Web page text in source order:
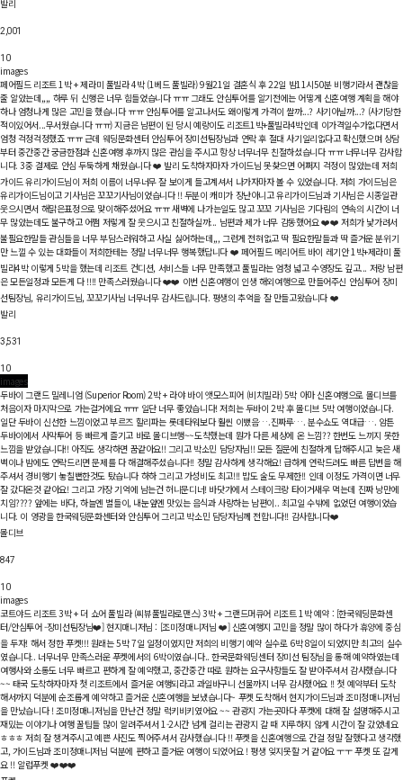
발리
2,001
10
images
페어필드 리조트 1박 + 제라미 풀빌라 4박 (1베드 풀빌라)9월21일 결혼식 후 22일 밤11시50분 비행기라서 괜찮을
줄 알았는데,,,, 하루 뒤 신행은 너무 힘들었습니다 ㅠㅠ 그래도 안심투어를 알기전에는 어떻게 신혼여행 계획을 해야
하나 엄청나게 많은 고민을 했습니다 ㅠㅠ 안심투어를 알고나서도 왜이렇게 가격이 쌀까...? 사기아닐까...? (사기당한
적이있어서...무서웠습니다 ㅠㅠ) 지금은 남편이 된 당시 예랑이도 리조트1박+풀빌라4박인데 이가격일수가없다면서
엄청 걱정걱정했죠 ㅠㅠ 근데 웨딩문화센터 안심투어 장미선팀장님과 연락 후 절대 사기일리없다고 확신했으며 상담
부터 중간중간 궁금한점과 신혼여행 후까지 많은 관심을 주시고 항상 너무너무 친절하셨습니다 ㅠㅠ 너무너무 감사합
니다. 3중 결제로 안심 두둑하게 채웠습니다 ❤️ 발리 도착하자마자 가이드님 못찾으면 어쩌지 걱정이 많았는데 저희
가이드 유리가이드님이 저희 이름이 너무너무 잘 보이게 들고계셔서 나가자마자 볼 수 있었습니다. 저희 가이드님은
유리가이드님이고 기사님은 꼬꼬기사님이었습니다 !! 두분이 캐미가 장난아니고 유리가이드님과 기사님은 시종일관
웃으시면서 해맑은표정으로 맞이해주셨어요 ㅠㅠ 새벽에 나가는일도 많고 꼬꼬 기사님은 기다림의 연속의 시간이 너
무 많았는데도 불구하고 어쩜 저렇게 잘 웃으시고 친절하실까... 남편과 제가 너무 감동했어요 ❤️❤️ 저희가 낯가려서
불필요한말들 관심들을 너무 부담스러워하고 사실 싫어하는데,,, 그런게 전혀없고 딱 필요한말들과 딱 즐거운 분위기
만 느낄 수 있는 대화들이 저희한테는 정말 너무너무 행복했답니다 ❤️ 페어필드 메리어트 바이 레기안 1박+제라미 풀
빌라4박 이렇게 5박을 했는데 리조트 컨디션, 서비스들 너무 만족했고 풀빌라는 엄청 넓고 수영장도 깊고... 저랑 남편
은 모든일정과 모든게 다 !!!! 만족스러웠습니다 ❤️❤️ 이번 신혼여행이 인생 해외여행으로 만들어주신 안심투어 장미
선팀장님, 유리가이드님, 꼬꼬기사님 너무너무 감사드립니다. 평생의 추억을 잘 만들고왔습니다 ❤️
발리
3,531
10
images
두바이 그랜드 밀레니엄 (Superior Room) 2박 + 라야 바이 앳모스피어 (비치빌라) 5박 아마 신혼여행으로 몰디브를
처음이자 마지막으로 가는걸거에요 ㅠㅠ 일단 너무 좋았습니다! 저희는 두바이 2박 후 몰디브 5박 여행이었습니다.
일단 두바이 신선한 느낌이었고 부르즈 할리파는 롯데타워보다 훨씬 이뻤음….진짜루…. 분수쇼도 역대급…. 암튼
두바이에서 사막투어 등 빠르게 즐기고 바로 몰디브행~~도착했는데 뭔가 다른 세상에 온 느낌?? 한번도 느끼지 못한
느낌을 받았습니다!! 아직도 생각하면 꿈같아요!! 그리고 박소민 담당자님!! 모든 질문에 친절하게 답해주시고 늦은 새
벽이나 밤에도 연락드리면 문제를 다 해결해주셨습니다!! 정말 감사하게 생각해요! 급하게 연락드려도 빠른 답변을 해
주셔서 경비행기 놓칠뻔한것도 탔습니다 하하 그리고 가성비도 최고!!! 밥도 술도 무제한!! 인데 이정도 가격이면 너무
잘 갔다온것 같아요! 그리고 가장 기억에 남는건 허니문디너! 바닷가에서 스테이크랑 타이거새우 먹는데 진짜 낭만에
치임???? 앞에는 바다, 하늘엔 별들이, 내눈앞엔 맛있는 음식과 사랑하는 남편이.. 최고일 수밖에 없었던 여행이었습
니다. 이 영광을 한국웨딩문화센터와 안심투어 그리고 박소민 담당자님께 전합니다!! 감사합니다❤️
몰디브
847
10
images
코트야드 리조트 3박 + 더 쇼어 풀빌라 (씨뷰풀빌라로맨스) 3박 + 그랜드머큐어 리조트 1박예약 : [한국웨딩문화센
터/안심투어 -장미선팀장님❤️] 현지매니저님 : [조미정매니저님 ❤️] 신혼여행지 고민을 정말 많이 하다가 휴양에 중심
을 두자! 해서 정한 푸켓!!! 원래는 5박 7일 일정이였지만 저희의 비행기 예약 실수로 6박 8일이 되었지만 최고의 실수
였습니다.. 너무너무 만족스러운 푸켓에서의 6박이였습니다.. 한국문화웨딩센터 장미선 팀장님을 통해 예약하였는데
여행사와 소통도 너무 빠르고 편하게 잘 예약했고, 중간중간 따로 원하는 요구사항들도 잘 받아주셔서 감사했습니다
~~ 태국 도착하자마자 첫 리조트에서 즐거운 여행되라고 과일바구니 선물까지 너무 감사했어요 !! 첫 예약부터 도착
해서까지 덕분에 순조롭게 예약하고 즐거운 신혼여행을 보냈습니다~ 푸켓 도착해서 현지가이드님과 조미정매니저님
을 만났습니다 ! 조미정매니저님을 만난건 정말 럭키비키였어요 ~~ 관광지 가는곳마다 푸켓에 대해 잘 설명해주시고
재밌는 이야기나 여행 꿀팁들 많이 알려주셔서 1-2시간 넘게 걸리는 관광지 갈 때 지루하지 않게 시간이 잘 갔었네요
ㅎㅎㅎ 저희 잘 챙겨주시고 예쁜 사진도 찍어주셔서 감사했습니다 !! 푸켓을 신혼여행으로 간걸 정말 잘했다고 생각했
고, 가이드님과 조미정매니저님 덕분에 편하고 즐거운 여행이 되었어요 ! 평생 잊지못할 거 같아요 ㅜㅜ 푸켓 또 갈게
요 !! 알럽푸켓 ❤️❤️❤️